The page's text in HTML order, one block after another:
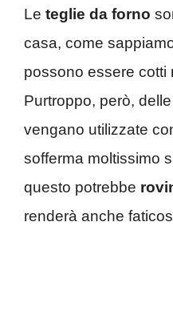
Le teglie da forno
casa, come
possono essere cotti
Purtroppo, però,
vengano utilizzate
sofferma moltissimo
questo potrebbe
renderà anche